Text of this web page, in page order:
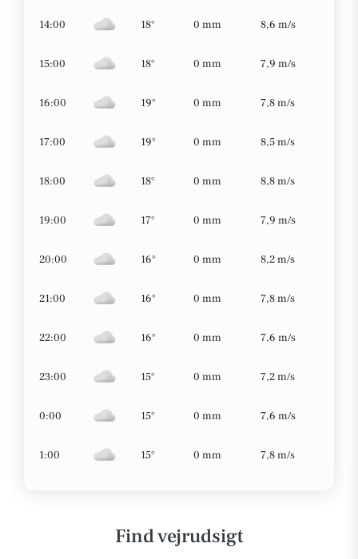
14:00 18° 0 mm 8,6 m/s
15:00 18° 0 mm 7,9 m/s
16:00 19° 0 mm 7,8 m/s
17:00 19° 0 mm 8,5 m/s
18:00 18° 0 mm 8,8 m/s
19:00 17° 0 mm 7,9 m/s
20:00 16° 0 mm 8,2 m/s
21:00 16° 0 mm 7,8 m/s
22:00 16° 0 mm 7,6 m/s
23:00 15° 0 mm 7,2 m/s
0:00 15° 0 mm 7,6 m/s
1:00 15° 0 mm 7,8 m/s
Find vejrudsigt